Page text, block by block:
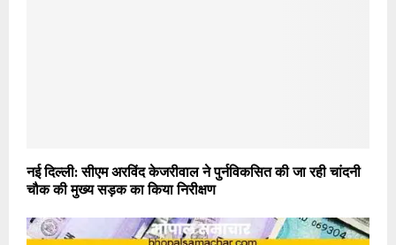
नई दिल्ली: सीएम अरविंद केजरीवाल ने पुर्नविकसित की जा रही चांदनी
चौक की मुख्य सड़क का किया निरीक्षण